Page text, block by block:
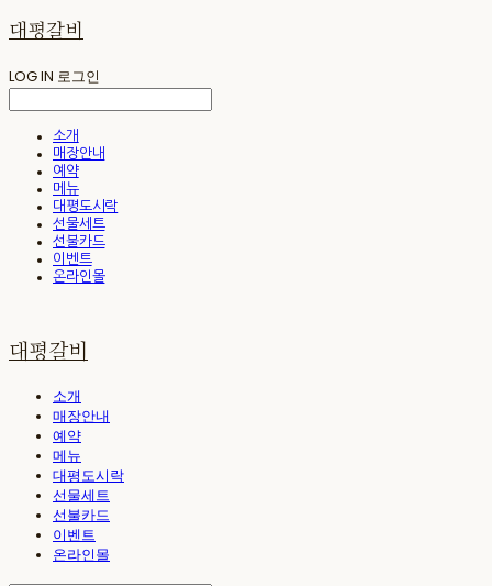
대평갈비
LOG IN 로그인
소개
매장안내
예약
메뉴
대평도시락
선물세트
선불카드
이벤트
온라인몰
대평갈비
소개
매장안내
예약
메뉴
대평도시락
선물세트
선불카드
이벤트
온라인몰